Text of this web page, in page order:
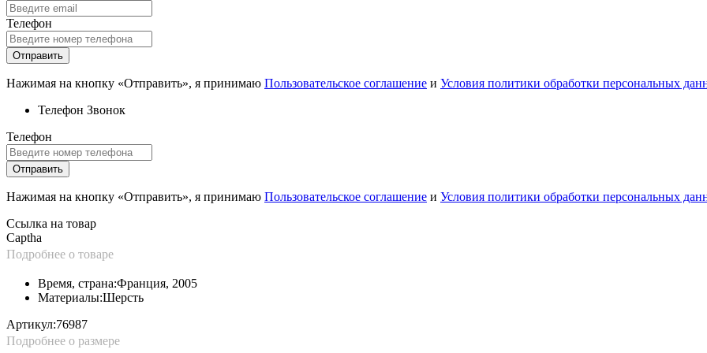
Телефон
Отправить
Нажимая на кнопку «Отправить», я принимаю Пользовательское соглашение и Условия политики обработки персональных
Телефон Звонок
Телефон
Отправить
Нажимая на кнопку «Отправить», я принимаю Пользовательское соглашение и Условия политики обработки персональных
Ссылка на товар
Captha
Подробнее о товаре
Материалы:Шерсть
Время, страна:Франция, 2005
Артикул:76987
Подробнее о размере